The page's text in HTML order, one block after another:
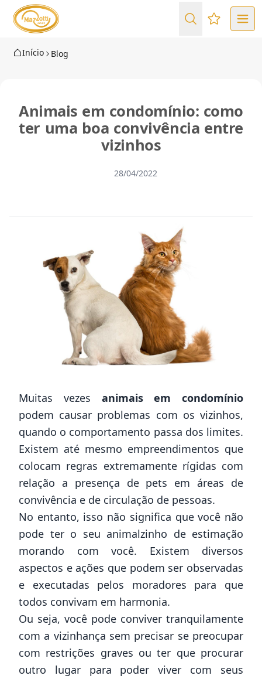
Favoritos
Início Blog
Animais em condomínio: como
ter uma boa convivência entre
vizinhos
28/04/2022
Muitas vezes animais em condomínio
podem causar problemas com os vizinhos,
quando o comportamento passa dos limites.
Existem até mesmo empreendimentos que
colocam regras extremamente rígidas com
relação a presença de pets em áreas de
convivência e de circulação de pessoas.
No entanto, isso não significa que você não
pode ter o seu animalzinho de estimação
morando com você. Existem diversos
aspectos e ações que podem ser observadas
e executadas pelos moradores para que
todos convivam em harmonia.
Ou seja, você pode conviver tranquilamente
com a vizinhança sem precisar se preocupar
com restrições graves ou ter que procurar
outro lugar para poder viver com seus